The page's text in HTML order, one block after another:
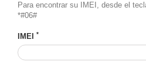
Para encontrar su IMEI, desde el
*#06#
IMEI *